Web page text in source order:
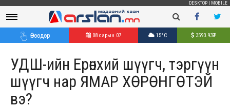
DESKTOP MOBILE
Өнөөдөр 08 сарын 07 15°C 3593.93₮
УДШ-ийн Ерөнхий шүүгч, тэргүүн
шүүгч нар ЯМАР ХӨРӨНГӨТЭЙ
вэ?